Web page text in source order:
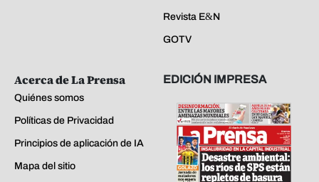
Revista E&N
GOTV
Acerca de La Prensa
Quiénes somos
Políticas de Privacidad
Principios de aplicación de IA
Mapa del sitio
EDICIÓN IMPRESA